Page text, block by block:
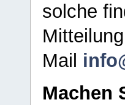
solche
Mail
Machen